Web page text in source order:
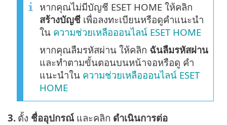
หากคุณไม่มีบัญชี ESET HOME ให้คลิก
สร้างบัญชี เพื่อลงทะเบียนหรือดูคำแนะนำ
ใน ความช่วยเหลือออนไลน์ ESET HOME
หากคุณลืมรหัสผ่าน ให้คลิก ฉันลืมรหัสผ่าน
และทำตามขั้นตอนบนหน้าจอหรือดู คำ
แนะนำใน ความช่วยเหลือออนไลน์ ESET
HOME
3. ตั้ง ชื่ออุปกรณ์และคลิก ดำเนินการต่อ